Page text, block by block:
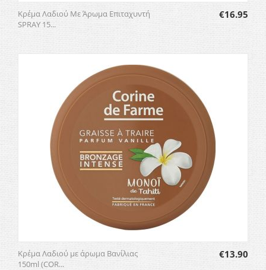
Κρέμα Λαδιού Με Άρωμα Επιταχυντή
SPRAY 15...
€16.95
Κρέμα Λαδιού με άρωμα Βανίλιας
150ml (COR...
€13.90